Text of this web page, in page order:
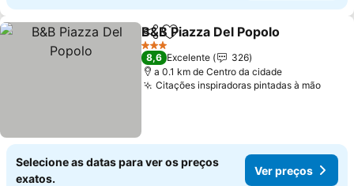
PartilharAdicionar aos favoritos
B&B Piazza Del Popolo
3 Estrelas
8,6 Excelente
326
a 0.1 km de Centro da cidade
Citações inspiradoras pintadas à mãoVer
Selecione as datas para ver os preços
exatos.
Ver preços